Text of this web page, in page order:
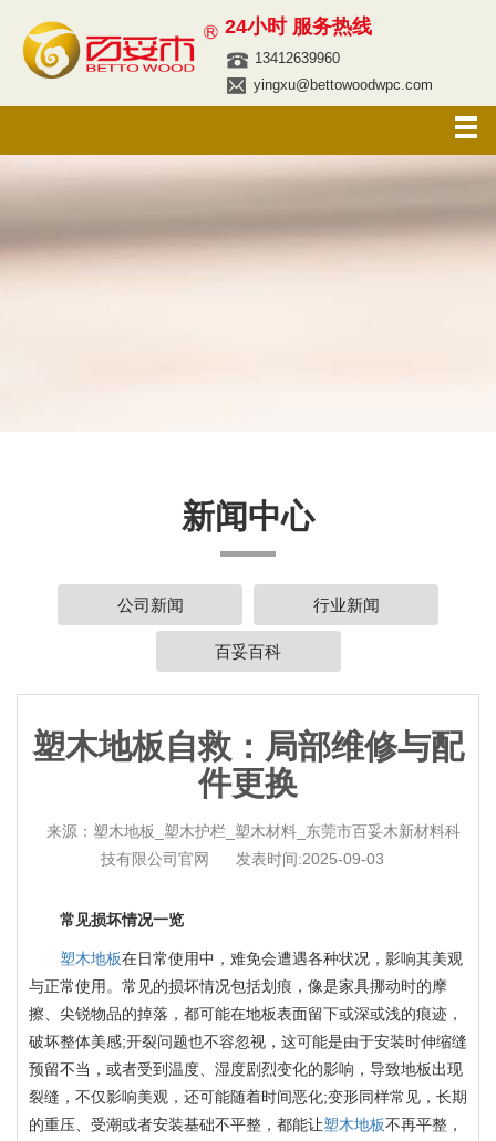
24小时 服务热线
13412639960
yingxu@bettowoodwpc.com
新闻中心
公司新闻 行业新闻
百妥百科
塑木地板自救：局部维修与配
件更换
来源：塑木地板_塑木护栏_塑木材料_东莞市百妥木新材料科
技有限公司官网
发表时间:2025-09-03
常见损坏情况一览
塑木地板在日常使用中，难免会遭遇各种状况，影响其美观
与正常使用。常见的损坏情况包括划痕，像是家具挪动时的摩
擦、尖锐物品的掉落，都可能在地板表面留下或深或浅的痕迹，
破坏整体美感;开裂问题也不容忽视，这可能是由于安装时伸缩缝
预留不当，或者受到温度、湿度剧烈变化的影响，导致地板出现
裂缝，不仅影响美观，还可能随着时间恶化;变形同样常见，长期
的重压、受潮或者安装基础不平整，都能让塑木地板不再平整，